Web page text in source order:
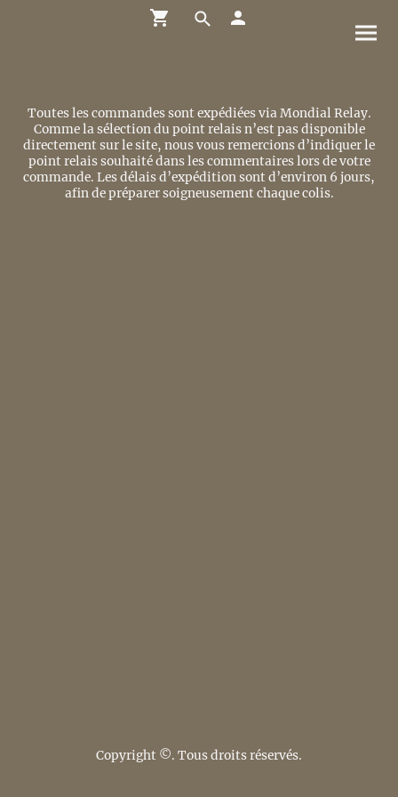
Toutes les commandes sont expédiées via Mondial Relay.
Comme la sélection du point relais n’est pas disponible
directement sur le site, nous vous remercions d’indiquer le
point relais souhaité dans les commentaires lors de votre
commande. Les délais d’expédition sont d’environ 6 jours,
afin de préparer soigneusement chaque colis.
Copyright ©. Tous droits réservés.